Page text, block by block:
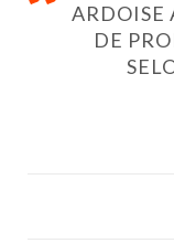
ARDOISE
DE